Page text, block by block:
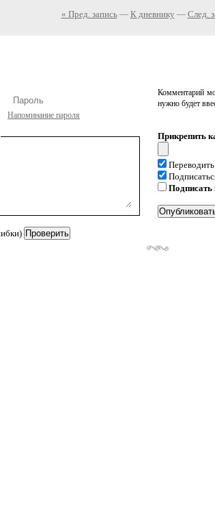
« Пред. запись— К дневнику — След.
Напоминание пароля
Комментарий
нужно будет
Прикрепить
Подписать